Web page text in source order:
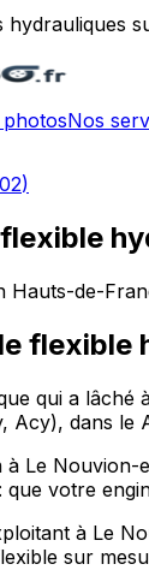
hydrauliques
Nos
02)
Hauts-de-
flexible
qui a lâché
Acy), dans le
à Le Nouvion-
que votre
à Le
sur